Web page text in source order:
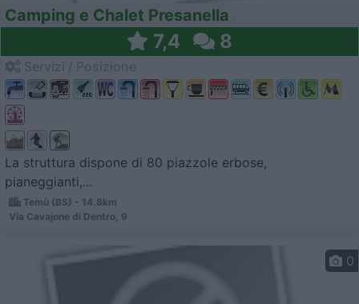
Camping e Chalet Presanella
7,4 8
La struttura dispone di 80 piazzole erbose,
pianeggianti,...
Temù (BS) - 14.8km
Via Cavajone di Dentro, 9
0